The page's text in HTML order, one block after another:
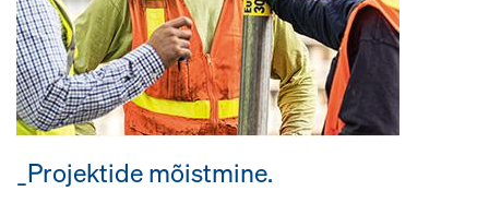
_Projektide mõistmine.